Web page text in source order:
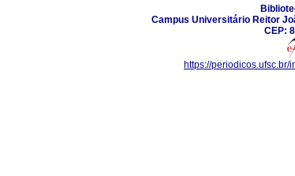
Campus Universitário Reitor
CEP:
https://periodicos.ufsc.br/